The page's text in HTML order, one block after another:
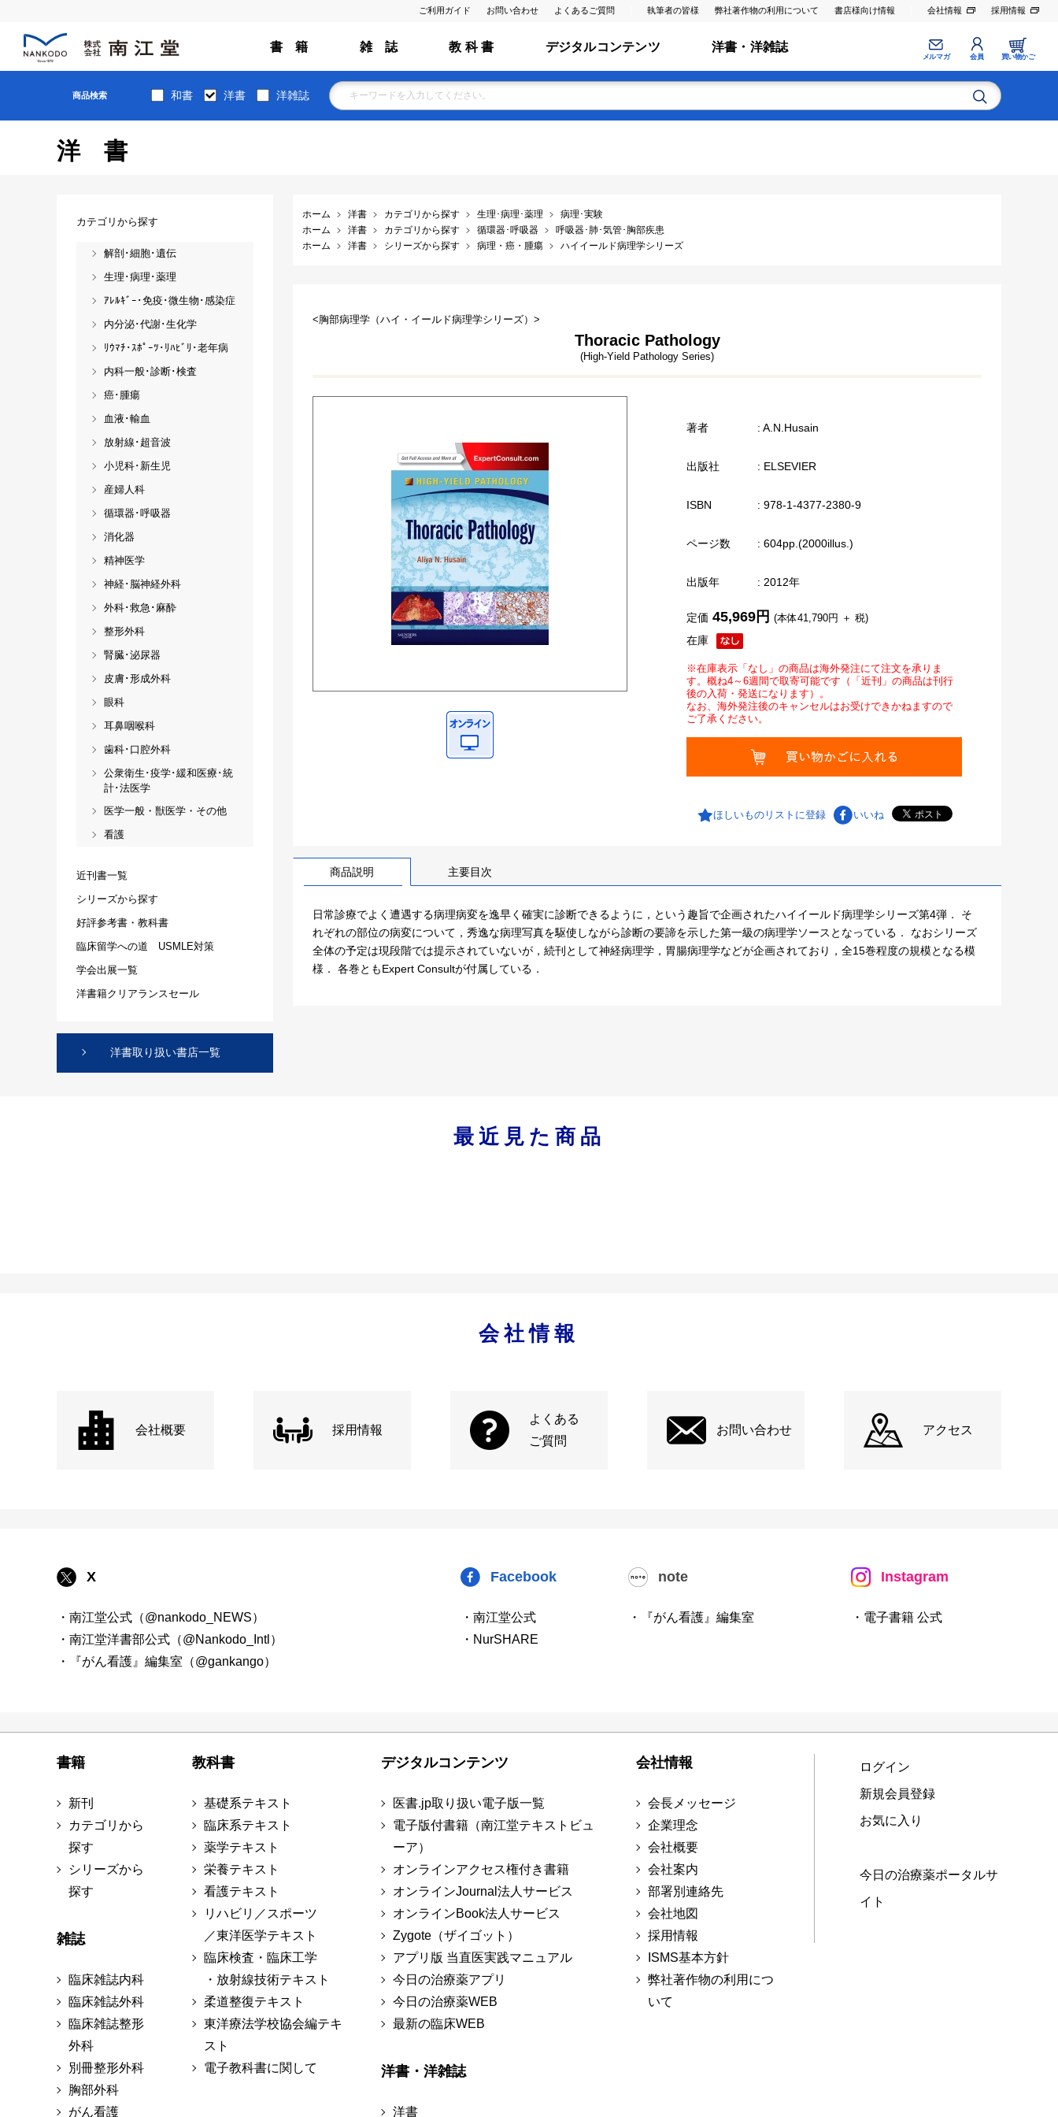
ご利用ガイド お問い合わせ よくあるご質問 執筆者の皆様 弊社著作物の利用について 書店様向け情報 会社情報 採用情報
書 籍 雑 誌 教 科 書 デジタルコンテンツ 洋書・洋雑誌
メルマガ 会員 買い物かご
商品検索 和書 洋書 洋雑誌
洋書
ホーム 洋書 カテゴリから探す 生理･病理･薬理
病理･実験
ホーム
洋書 カテゴリから探す 循環器･呼吸器
呼吸器･肺･気管･胸部疾患
ホーム
洋書 シリーズから探す 病理・癌・腫瘍 ハイイールド病理学シリーズ
<胸部病理学（ハイ・イールド病理学シリーズ）>
Thoracic Pathology
(High-Yield Pathology Series)
著者 : A.N.Husain
出版社 : ELSEVIER
ISBN : 978-1-4377-2380-9
ページ数 : 604pp.(2000illus.)
出版年 : 2012年
在庫
定価 45,969円 (本体41,790円 ＋ 税)
※在庫表示「なし」の商品は海外発注にて注文を承りま
す。概ね4～6週間で取寄可能です（「近刊」の商品は刊行
後の入荷・発送になります）。
なお、海外発注後のキャンセルはお受けできかねますので
ご了承ください。
ほしいものリストに登録 いいね
商品説明 主要目次
日常診療でよく遭遇する病理病変を逸早く確実に診断できるように，という趣旨で企画されたハイイールド病理学シリーズ第4弾． そ
れぞれの部位の病変について，秀逸な病理写真を駆使しながら診断の要諦を示した第一級の病理学ソースとなっている． なおシリーズ
全体の予定は現段階では提示されていないが，続刊として神経病理学，胃腸病理学などが企画されており，全15巻程度の規模となる模
様． 各巻ともExpert Consultが付属している．
カテゴリから探す
解剖･細胞･遺伝
生理･病理･薬理
ｱﾚﾙｷﾞｰ･免疫･微生物･感染症
内分泌･代謝･生化学
ﾘｳﾏﾁ･ｽﾎﾟｰﾂ･ﾘﾊﾋﾞﾘ･老年病
内科一般･診断･検査
癌･腫瘍
血液･輸血
放射線･超音波
小児科･新生児
産婦人科
循環器･呼吸器
消化器
精神医学
神経･脳神経外科
外科･救急･麻酔
整形外科
腎臓･泌尿器
皮膚･形成外科
眼科
耳鼻咽喉科
歯科･口腔外科
公衆衛生･疫学･緩和医療･統
計･法医学
医学一般・獣医学・その他
看護
近刊書一覧
シリーズから探す
好評参考書・教科書
臨床留学への道 USMLE対策
学会出展一覧
洋書籍クリアランスセール
洋書取り扱い書店一覧
最近見た商品
会社情報
会社概要 採用情報
よくある
ご質問
お問い合わせ アクセス
X
・南江堂公式（@nankodo_NEWS）
・南江堂洋書部公式（@Nankodo_Intl）
・『がん看護』編集室（@gankango）
Facebook
・南江堂公式
・NurSHARE
note
・『がん看護』編集室
Instagram
・電子書籍 公式
書籍
新刊
カテゴリから
探す
シリーズから
探す
雑誌
臨床雑誌内科
臨床雑誌外科
臨床雑誌整形
外科
別冊整形外科
胸部外科
がん看護
教科書
基礎系テキスト
臨床系テキスト
薬学テキスト
栄養テキスト
看護テキスト
リハビリ／スポーツ
／東洋医学テキスト
臨床検査・臨床工学
・放射線技術テキスト
柔道整復テキスト
東洋療法学校協会編テキ
スト
電子教科書に関して
デジタルコンテンツ
医書.jp取り扱い電子版一覧
電子版付書籍（南江堂テキストビュ
ーア）
オンラインアクセス権付き書籍
オンラインJournal法人サービス
オンラインBook法人サービス
Zygote（ザイゴット）
アプリ版 当直医実践マニュアル
今日の治療薬アプリ
今日の治療薬WEB
最新の臨床WEB
洋書・洋雑誌
洋書
会社情報
会長メッセージ
企業理念
会社概要
会社案内
部署別連絡先
会社地図
採用情報
ISMS基本方針
弊社著作物の利用につ
いて
ログイン
新規会員登録
お気に入り
今日の治療薬ポータルサ
イト